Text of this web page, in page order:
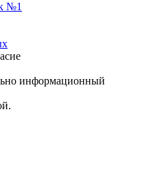
№1
информационный